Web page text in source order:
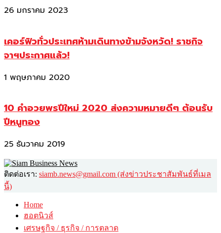
26 มกราคม 2023
เคอร์ฟิวทั่วประเทศห้ามเดินทางข้ามจังหวัด! ราชกิจ
จาฯประกาศแล้ว!
1 พฤษภาคม 2020
10 คำอวยพรปีใหม่ 2020 ส่งความหมายดีๆ ต้อนรับ
ปีหนูทอง
25 ธันวาคม 2019
ติดต่อเรา: siamb.news@gmail.com (ส่งข่าวประชาสัมพันธ์ที่เมล
นี้)
Home
ฮอตนิวส์
เศรษฐกิจ / ธุรกิจ / การตลาด